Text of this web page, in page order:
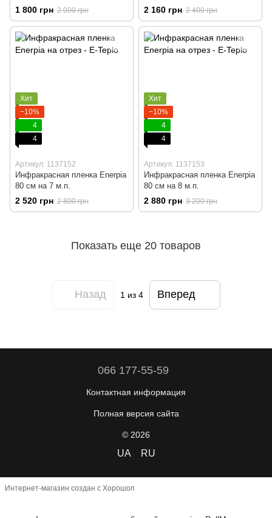
1 800 грн 2 000 грн 2 160 грн 2 400 грн
Хит
−10%
4
4
Артикул: 1137152
Инфракрасная пленка Enerpia
80 cм на 7 м.п.
2 520 грн 2 800 грн
Хит
−10%
4
4
Артикул: 1137153
Инфракрасная пленка Enerpia
80 cм на 8 м.п.
2 880 грн 3 200 грн
Показать еще 20 товаров
Назад 1 из 4 Вперед
066 177-55-59
Контактная информация
Полная версия сайта
© 2026
UA RU
Интернет-магазин создан с Хорошоп